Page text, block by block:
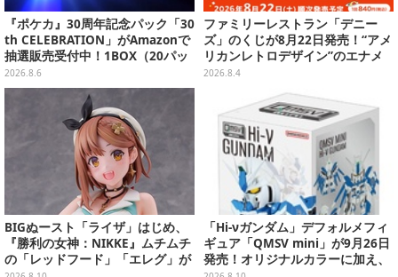
『ポケカ』30周年記念パック「30
th CELEBRATION」がAmazonで
抽選販売受付中！1BOX（20パッ
ク入り）
2026.8.6
ファミリーレストラン「デニー
ズ」のくじが8月22日発売！“アメ
リカンレトロデザイン”のエナメ
ルバッグやTシャツなど、日常使
2026.8.4
BIGぬースト「ライザ」はじめ、
『勝利の女神：NIKKE』ムチムチ
の「レッドフード」「エレグ」が
「Hi-νガンダム」デフォルメフィ
ギュア「QMSV mini」が9月26日
発売！オリジナルカラーに加え、